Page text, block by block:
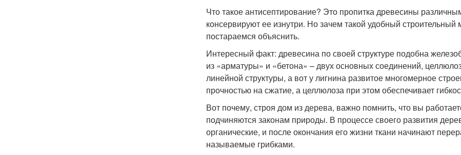
Что такое антисептирование? Это пропитка древесины
консервируют ее изнутри. Но зачем такой удобный
постараемся объяснить.
Интересный факт: древесина по своей структуре подобна
из «арматуры» и «бетона» – двух основных соединений,
линейной структуры, а вот у лигнина развитое многомерное
прочностью на сжатие, а целлюлоза при этом обеспечивает
Вот почему, строя дом из дерева, важно помнить, что вы
подчиняются законам природы. В процессе своего развития
органические, и после окончания его жизни ткани начинают
называемые грибками.